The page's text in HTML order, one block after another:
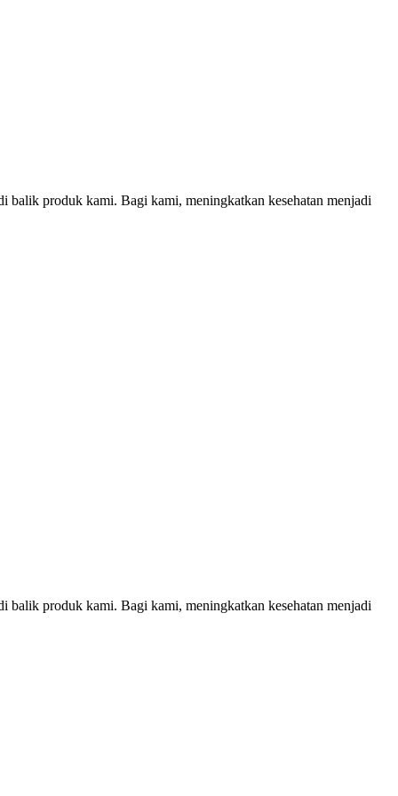
balik produk kami. Bagi kami, meningkatkan kesehatan menjadi
balik produk kami. Bagi kami, meningkatkan kesehatan menjadi